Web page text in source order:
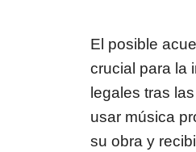
El posible
crucial para la
legales tras
usar música
su obra y